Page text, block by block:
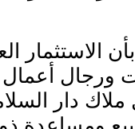
الاستثمار
ورجال
ملاك دار